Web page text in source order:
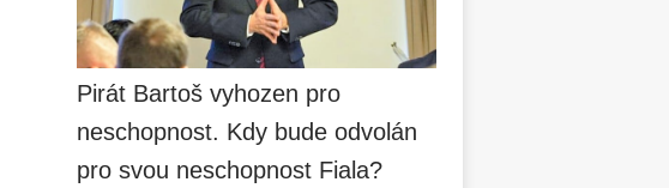
Pirát Bartoš vyhozen pro
neschopnost. Kdy bude odvolán
pro svou neschopnost Fiala?